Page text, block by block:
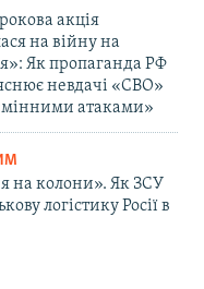
акція
на війну на
Як пропаганда РФ
невдачі «СВО»
атаками»
на колони». Як ЗСУ
логістику Росії в